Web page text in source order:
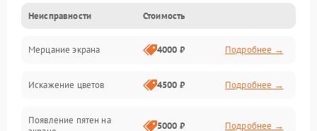
Питание и запуск
Подсветка и LED-модули
Звук и аудиосистема
Сигнал и приём каналов
Неисправности Стоимость
Мерцание экрана 4000 ₽ Подробнее →
Искажение цветов 4500 ₽ Подробнее →
Появление пятен на
5000 ₽ Подробнее →